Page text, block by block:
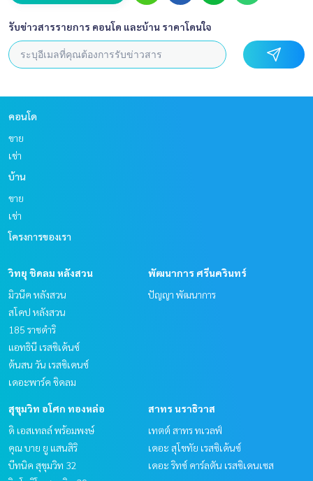
รับข่าวสารรายการ คอนโด และบ้าน ราคาโดนใจ
คอนโด
ขาย
เช่า
บ้าน
ขาย
เช่า
โครงการของเรา
วิทยุ ชิดลม หลังสวน
มิวนีค หลังสวน
สโคป หลังสวน
185 ราชดำริ
แอทธินี เรสซิเด้นซ์
ต้นสน วัน เรสซิเดนซ์
เดอะพาร์ค ชิดลม
พัฒนาการ ศรีนครินทร์
ปัญญา พัฒนาการ
สุขุมวิท อโศก ทองหล่อ
ดิ เอสเทลล์ พร้อมพงษ์
คุณ บาย ยู แสนสิริ
บีทนิค สุขุมวิท 32
สาทร นราธิวาส
เทตต์ สาทร ทเวลฟ์
เดอะ สุโขทัย เรสซิเด้นซ์
เดอะ ริทซ์ คาร์ลตัน เรสซิเดนเซส